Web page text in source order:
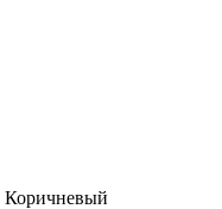
Коричневый